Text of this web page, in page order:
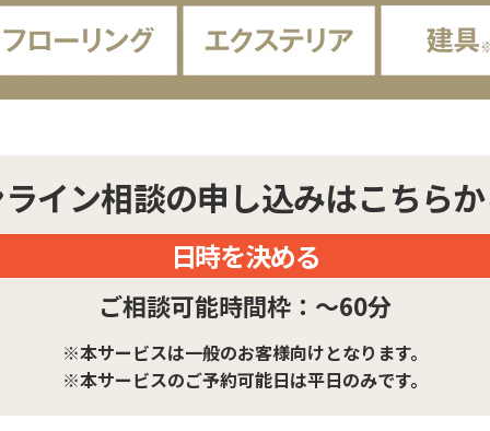
イン相談の申し込みはこちら
日時を決める
ご相談可能時間枠：～60分
※本サービスは一般のお客様向けとなります。
※本サービスのご予約可能日は平日のみです。